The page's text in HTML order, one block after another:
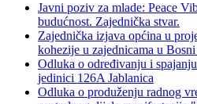
Javni poziv za mlade: Peace
budućnost. Zajednička stvar.
Zajednička izjava općina u
kohezije u zajednicama u
Odluka o određivanju i
jedinici 126A Jablanica
Odluka o produženju radnog